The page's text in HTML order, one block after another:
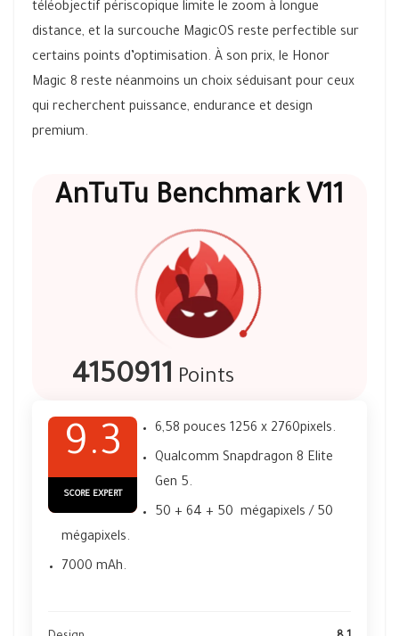
téléobjectif périscopique limite le zoom à longue
distance, et la surcouche MagicOS reste perfectible sur
certains points d’optimisation. À son prix, le Honor
Magic 8 reste néanmoins un choix séduisant pour ceux
qui recherchent puissance, endurance et design
premium.
AnTuTu Benchmark V11
4150911 Points
9.3
SCORE EXPERT
6,58 pouces 1256 x 2760pixels.
Qualcomm Snapdragon 8 Elite
Gen 5.
50 + 64 + 50 mégapixels / 50
mégapixels.
7000 mAh.